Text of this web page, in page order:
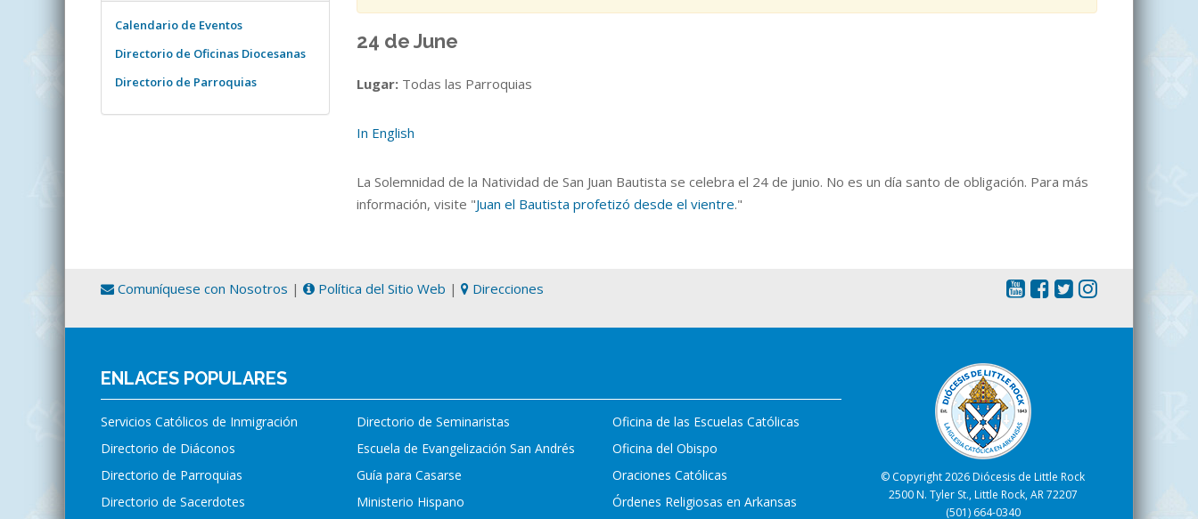
24 de June
Lugar: Todas las Parroquias
In English
La Solemnidad de la Natividad de San Juan Bautista se celebra el 24 de junio. No es un día santo de obligación. Para más
información, visite "Juan el Bautista profetizó desde el vientre."
Calendario de Eventos
Directorio de Oficinas Diocesanas
Directorio de Parroquias
Comuníquese con Nosotros | Política del Sitio Web | Direcciones
ENLACES POPULARES
Servicios Católicos de Inmigración
Directorio de Diáconos
Directorio de Parroquias
Directorio de Sacerdotes
Directorio de Seminaristas
Escuela de Evangelización San Andrés
Guía para Casarse
Ministerio Hispano
Oficina de las Escuelas Católicas
Oficina del Obispo
Oraciones Católicas
Órdenes Religiosas en Arkansas
© Copyright 2026 Diócesis de Little Rock
2500 N. Tyler St., Little Rock, AR 72207
(501) 664-0340